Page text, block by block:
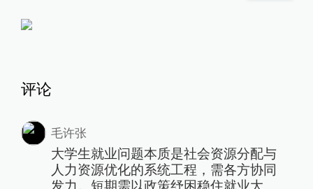
评论
毛许张
大学生就业问题本质是社会资源分配与
人力资源优化的系统工程，需各方协同
发力。短期需以政策纾困稳住就业大